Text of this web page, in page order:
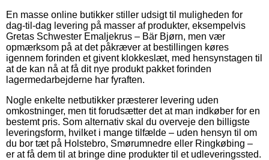
En masse online butikker stiller udsigt til muligheden for
dag-til-dag levering på masser af produkter, eksempelvis
Gretas Schwester Emaljekrus – Bär Bjørn, men vær
opmærksom på at det påkræver at bestillingen køres
igennem forinden et givent klokkeslæt, med hensynstagen til
at de kan nå at få dit nye produkt pakket forinden
lagermedarbejderne har fyraften.
Nogle enkelte netbutikker præsterer levering uden
omkostninger, men tit forudsætter det at man indkøber for en
bestemt pris. Som alternativ skal du overveje den billigste
leveringsform, hvilket i mange tilfælde – uden hensyn til om
du bor tæt på Holstebro, Smørumnedre eller Ringkøbing –
er at få dem til at bringe dine produkter til et udleveringssted.